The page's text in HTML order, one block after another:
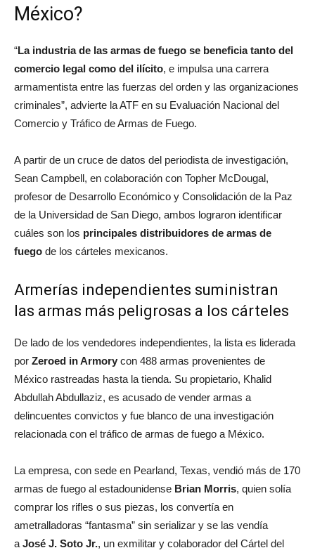
México?
“La industria de las armas de fuego se beneficia tanto del
comercio legal como del ilícito, e impulsa una carrera
armamentista entre las fuerzas del orden y las organizaciones
criminales”, advierte la ATF en su Evaluación Nacional del
Comercio y Tráfico de Armas de Fuego.
A partir de un cruce de datos del periodista de investigación,
Sean Campbell, en colaboración con Topher McDougal,
profesor de Desarrollo Económico y Consolidación de la Paz
de la Universidad de San Diego, ambos lograron identificar
cuáles son los principales distribuidores de armas de
fuego de los cárteles mexicanos.
Armerías independientes suministran
las armas más peligrosas a los cárteles
De lado de los vendedores independientes, la lista es liderada
por Zeroed in Armory con 488 armas provenientes de
México rastreadas hasta la tienda. Su propietario, Khalid
Abdullah Abdullaziz, es acusado de vender armas a
delincuentes convictos y fue blanco de una investigación
relacionada con el tráfico de armas de fuego a México.
La empresa, con sede en Pearland, Texas, vendió más de 170
armas de fuego al estadounidense Brian Morris, quien solía
comprar los rifles o sus piezas, los convertía en
ametralladoras “fantasma” sin serializar y se las vendía
a José J. Soto Jr., un exmilitar y colaborador del Cártel del